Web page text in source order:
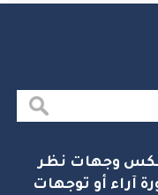
وجهات نظر
آراء أو توجهات